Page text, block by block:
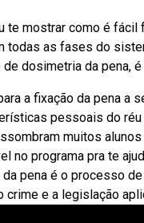
te mostrar como é
todas as fases do
dosimetria da pena, é
a fixação da pena a
pessoais do
muitos
no programa pra te
pena é o processo
crime e a legislação